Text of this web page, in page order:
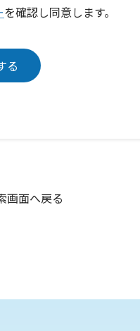
を確認し同意します。
画面へ戻る